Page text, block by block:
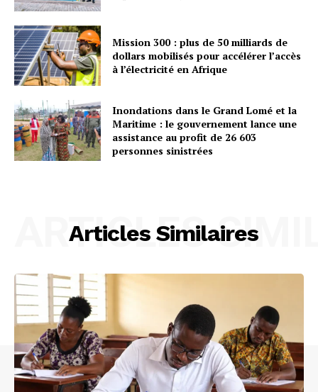
Mission 300 : plus de 50 milliards de
dollars mobilisés pour accélérer l’accès
à l’électricité en Afrique
Inondations dans le Grand Lomé et la
Maritime : le gouvernement lance une
assistance au profit de 26 603
personnes sinistrées
Articles Similaires
ARTICLES